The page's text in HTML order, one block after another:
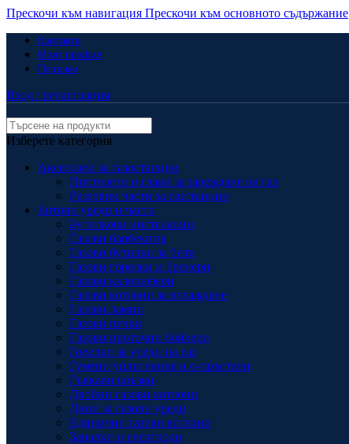
Прескочи към навигация Прескочи към основното съдържание
Контакти
Моят профил
Поръчки
Вход / регистрация
Изберете категория
Аксесоари за газостанции
Пистолети и глави за зареждане на газ
Резервни части за газстанции
Битови уреди и части
Бутилкови инсталации
Газови барбекюта
Газови бутилки за бита
Газови горелки и бренери
Газови калорифери
Газови котлони за вграждане
Газови лампи
Газови печки
Газови проточни бойлери
Горелки за уреди на газ
Гумени уплътнения и о-пръстени
Гъвкави връзки
Двойни газови котлони
Дюзи за газови уреди
Единични газови котлони
Запалки и електроди